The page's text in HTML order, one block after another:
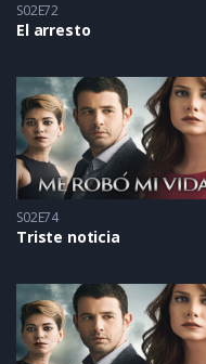
S02E72
El arresto
S02E74
Triste noticia